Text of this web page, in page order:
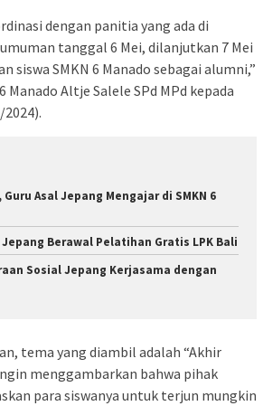
dengan panitia yang ada di
tanggal 6 Mei, dilanjutkan 7 Mei
siswa SMKN 6 Manado sebagai alumni,”
Manado Altje Salele SPd MPd kepada
Asal Jepang Mengajar di SMKN 6
Berawal Pelatihan Gratis LPK Bali
Sosial Jepang Kerjasama dengan
tema yang diambil adalah “Akhir
menggambarkan bahwa pihak
para siswanya untuk terjun mungkin